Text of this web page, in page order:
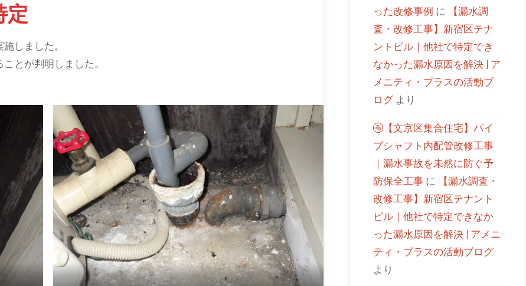
定
しました。
とが判明しました。
った改修事例 に
【漏水調
査・改修工事】新宿区テナ
ントビル｜他社で特定でき
なかった漏水原因を解決 | ア
メニティ・プラスの活動ブ
ログより
🚰【文京区集合住宅】パイ
プシャフト内配管改修工事
｜漏水事故を未然に防ぐ予
防保全工事 に
【漏水調査・
改修工事】新宿区テナント
ビル｜他社で特定できなか
った漏水原因を解決 | アメニ
ティ・プラスの活動ブログ
より